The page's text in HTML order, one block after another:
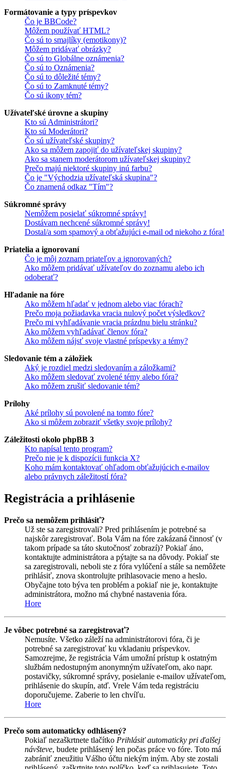
Formátovanie a typy príspevkov
Čo je BBCode?
Môžem používať HTML?
Čo sú to smajlíky (emotikony)?
Môžem pridávať obrázky?
Čo sú to Globálne oznámenia?
Čo sú to Oznámenia?
Čo sú to dôležité témy?
Čo sú to Zamknuté témy?
Čo sú ikony tém?
Užívateľské úrovne a skupiny
Kto sú Administrátori?
Kto sú Moderátori?
Čo sú užívateľské skupiny?
Ako sa môžem zapojiť do užívateľskej skupiny?
Ako sa stanem moderátorom užívateľskej skupiny?
Prečo majú niektoré skupiny inú farbu?
Čo je "Východzia užívateľská skupina"?
Čo znamená odkaz "Tím"?
Súkromné správy
Nemôžem posielať súkromné správy!
Dostávam nechcené súkromné správy!
Dostal/a som spamový a obťažujúci e-mail od niekoho z fóra!
Priatelia a ignorovaní
Čo je môj zoznam priateľov a ignorovaných?
Ako môžem pridávať užívateľov do zoznamu alebo ich
odoberať?
Hľadanie na fóre
Ako môžem hľadať v jednom alebo viac fórach?
Prečo moja požiadavka vracia nulový počet výsledkov?
Prečo mi vyhľadávanie vracia prázdnu bielu stránku?
Ako môžem vyhľadávať členov fóra?
Ako môžem nájsť svoje vlastné príspevky a témy?
Sledovanie tém a záložiek
Aký je rozdiel medzi sledovaním a záložkami?
Ako môžem sledovať zvolené témy alebo fóra?
Ako môžem zrušiť sledovanie tém?
Prílohy
Aké prílohy sú povolené na tomto fóre?
Ako si môžem zobraziť všetky svoje prílohy?
Záležitosti okolo phpBB 3
Kto napísal tento program?
Prečo nie je k dispozícii funkcia X?
Koho mám kontaktovať ohľadom obťažujúcich e-mailov
alebo právnych záležitostí fóra?
Registrácia a prihlásenie
Prečo sa nemôžem prihlásiť?
Už ste sa zaregistrovali? Pred prihlásením je potrebné sa
najskôr zaregistrovať. Bola Vám na fóre zakázaná činnosť (v
takom prípade sa táto skutočnosť zobrazí)? Pokiaľ áno,
kontaktujte administrátora a pýtajte sa na dôvody. Pokiaľ ste
sa zaregistrovali, neboli ste z fóra vylúčení a stále sa nemôžete
prihlásiť, znova skontrolujte prihlasovacie meno a heslo.
Obyčajne toto býva ten problém a pokiaľ nie je, kontaktujte
administrátora, možno má chybné nastavenia fóra.
Hore
Je vôbec potrebné sa zaregistrovať?
Nemusíte. Všetko záleží na administrátorovi fóra, či je
potrebné sa zaregistrovať ku vkladaniu príspevkov.
Samozrejme, že registrácia Vám umožní prístup k ostatným
službám nedostupným anonymným užívateľom, ako napr.
postavičky, súkromné správy, posielanie e-mailov užívateľom,
prihlásenie do skupín, atď. Vrele Vám teda registráciu
doporučujeme. Zaberie to len chvíľu.
Hore
Prečo som automaticky odhlásený?
Pokiaľ nezaškrtnete tlačítko Prihlásiť automaticky pri ďalšej
návšteve, budete prihlásený len počas práce vo fóre. Toto má
zabrániť zneužitiu Vášho účtu niekým iným. Aby ste zostali